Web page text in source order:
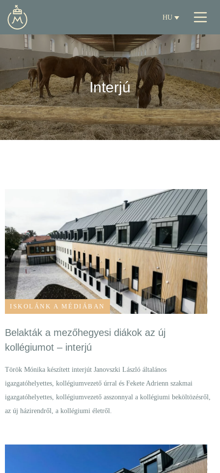
HU
Interjú
ISKOLÁNK A MÉDIÁBAN
Belakták a mezőhegyesi diákok az új
kollégiumot – interjú
Török Mónika készített interjút Janovszki László általános
igazgatóhelyettes, kollégiumvezető úrral és Fekete Adrienn szakmai
igazgatóhelyettes, kollégiumvezető asszonnyal a kollégiumi beköltözésről,
az új házirendről, a kollégiumi életről.